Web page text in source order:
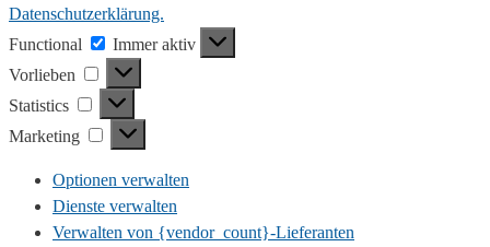
Datenschutzerklärung.
Functional
Functional
Immer aktiv
Vorlieben
Vorlieben
Statistics
Statistics
Marketing
Marketing
Optionen verwalten
Dienste verwalten
Verwalten von {vendor_count}-Lieferanten